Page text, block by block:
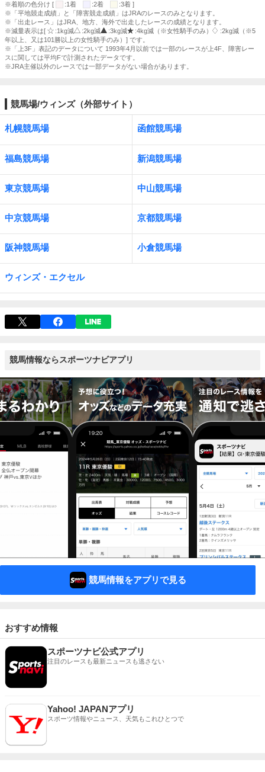
※着順の色分け [
:1着 :2着
:3着 ]
※「平地競走成績」と「障害競走成績」はJRAのレースのみとなります。
※「出走レース」はJRA、地方、海外で出走したレースの成績となります。
※減量表示は[
:1kg減 :2kg減 :3kg減 :4kg減（※女性騎手のみ）
:2kg減（※5
年以上、又は101勝以上の女性騎手のみ）] です。
※「上3F」表記のデータについて 1993年4月以前では一部のレースが上4F、障害レー
スに関しては平均Fで計測されたデータです。
※JRA主催以外のレースでは一部データがない場合があります。
競馬場/ウィンズ（外部サイト）
札幌競馬場 函館競馬場
福島競馬場 新潟競馬場
東京競馬場 中山競馬場
中京競馬場 京都競馬場
阪神競馬場 小倉競馬場
ウィンズ・エクセル
競馬情報ならスポーツナビアプリ
競馬情報をアプリで見る
おすすめ情報
スポーツナビ公式アプリ
注目のレースも最新ニュースも逃さない
Yahoo! JAPANアプリ
スポーツ情報やニュース、天気もこれひとつで